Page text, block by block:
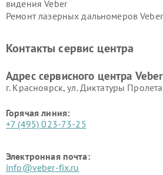
видения Veber
Ремонт лазерных дальномеров Veber
Контакты сервис центра
Адрес сервисного центра
г. Красноярск, ул. Диктатуры
Горячая линия:
+7 (495) 023-73-25
Электронная почта:
info@veber-fix.ru